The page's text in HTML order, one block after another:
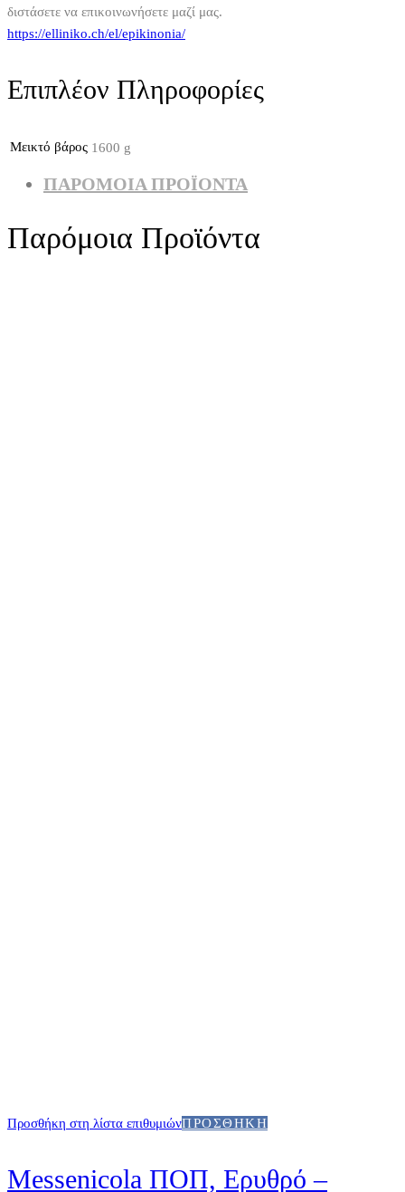
διστάσετε να επικοινωνήσετε μαζί μας.
https://elliniko.ch/el/epikinonia/
Επιπλέον Πληροφορίες
Μεικτό βάρος 1600 g
ΠΑΡΌΜΟΙΑ ΠΡΟΪΌΝΤΑ
Παρόμοια Προϊόντα
Προσθήκη στη λίστα επιθυμιώνΠΡΟΣΘΉΚΗ
Messenicola ΠΟΠ, Ερυθρό –